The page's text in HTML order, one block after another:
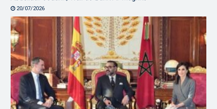
20/07/2026